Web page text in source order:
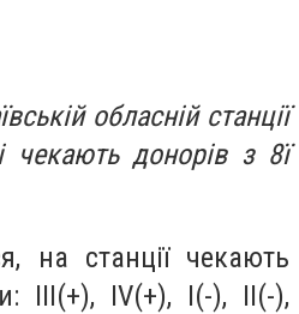
обласній станції
чекають донорів з 8ї
на станції чекають
III(+), IV(+), I(-), II(-),